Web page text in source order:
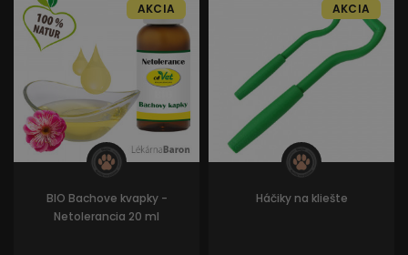
BIO Bachove kvapky -
Netolerancia 20 ml
AKCIA
Háčiky na kliešte
AKCIA